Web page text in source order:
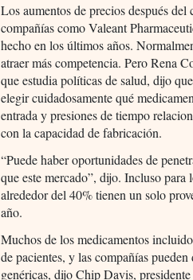
Los aumentos de precios después
compañías como Valeant
hecho en los últimos años.
atraer más competencia. Pero Rena
que estudia políticas de salud, dijo
elegir cuidadosamente qué
entrada y presiones de tiempo
con la capacidad de fabricación.
“Puede haber oportunidades de
que este mercado”, dijo. Incluso para
alrededor del 40% tienen un solo
año.
Muchos de los medicamentos
de pacientes, y las compañías
genéricas, dijo Chip Davis,